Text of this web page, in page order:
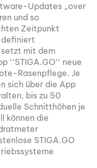
Updates „over
und so
Zeitpunkt
definiert
setzt mit dem
neue
Rasenpflege. Je
sich über die App
bis zu 50
Schnitthöhen je
können die
STIGA.GO